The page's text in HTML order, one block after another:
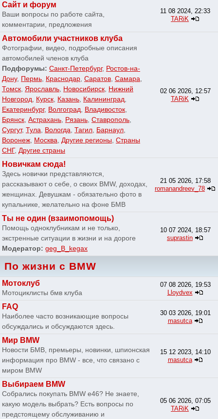
Сайт и форум
Ваши вопросы по работе сайта,
комментарии, предложения
11 08 2024, 22:33
TARiK
Автомобили участников клуба
Фотографии, видео, подробные описания
автомобилей членов клуба
Подфорумы: Санкт-Петербург, Ростов-на-
Дону, Пермь, Краснодар, Саратов, Самара,
Томск, Ярославль, Новосибирск, Нижний
Новгород, Курск, Казань, Калининград,
Екатеринбург, Волгоград, Владивосток,
Брянск, Астрахань, Рязань, Ставрополь,
Сургут, Тула, Вологда, Тагил, Барнаул,
Воронеж, Москва, Другие регионы, Страны
СНГ, Другие страны
02 06 2026, 12:57
TARiK
Новичкам сюда!
Здесь новички представляются,
рассказывают о себе, о своих BMW, доходах,
женщинах. Девушкам - обязательно фото в
купальнике, желательно на фоне БМВ
21 05 2026, 17:58
romanandreev_78
Ты не один (взаимопомощь)
Помощь одноклубникам и не только,
экстренные ситуации в жизни и на дороге
Модератор: geg_B_kegax
10 07 2024, 18:57
suprastin
По жизни с BMW
Мотоклуб
Мотоциклисты бмв клуба
07 08 2026, 19:53
Lloydvex
FAQ
Наиболее часто возникающие вопросы
обсуждались и обсуждаются здесь.
30 03 2026, 19:01
masutca
Мир BMW
Новости БМВ, премьеры, новинки, шпионская
информация про BMW - все, что связано с
миром BMW
15 12 2023, 14:10
masutca
Выбираем BMW
Собрались покупать BMW e46? Не знаете,
какую модель выбрать? Есть вопросы по
предстоящему обслуживанию и
05 06 2026, 07:05
TARiK